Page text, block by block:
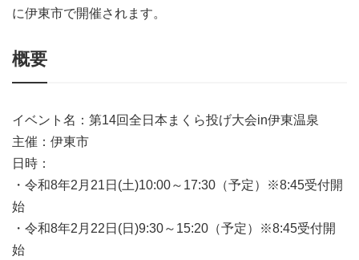
に伊東市で開催されます。
概要
イベント名：第14回全日本まくら投げ大会in伊東温泉
主催：伊東市
日時：
・令和8年2月21日(土)10:00～17:30（予定）※8:45受付開
始
・令和8年2月22日(日)9:30～15:20（予定）※8:45受付開
始